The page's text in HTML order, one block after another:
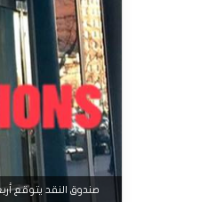
صندوق النقد يتوقع